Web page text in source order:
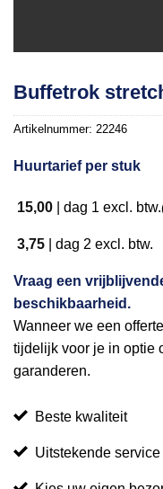
Buffetrok
Artikelnummer: 22246
Huurtarief per stuk
15,00 dag 1 excl. btw.
3,75 dag 2 excl. btw.
Vraag een
beschikbaarheid.
Wanneer we een
tijdelijk voor je in optie
garanderen.
Beste kwaliteit
Uitstekende service